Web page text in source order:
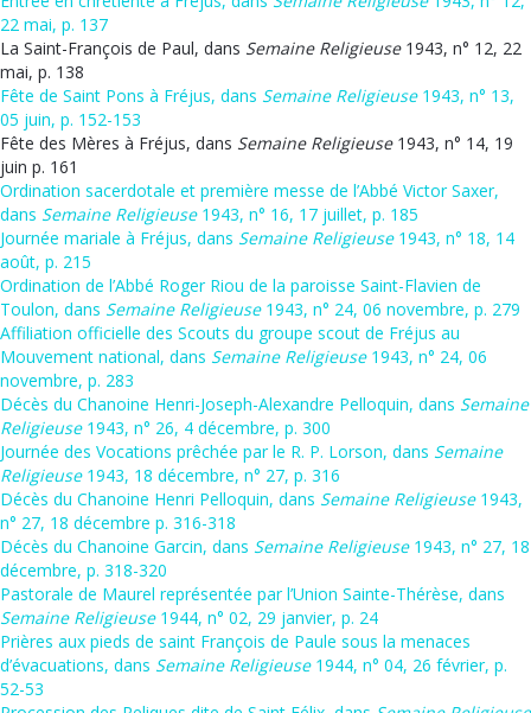
22 mai, p. 137
La Saint-François de Paul, dans Semaine Religieuse1943, n° 12, 22
mai, p. 138
Fête de Saint Pons à Fréjus, dans Semaine Religieuse1943, n° 13,
05 juin, p. 152-153
Fête des Mères à Fréjus, dans Semaine Religieuse1943, n° 14, 19
juin p. 161
Ordination sacerdotale et première messe de l’Abbé Victor Saxer,
dans Semaine Religieuse1943, n° 16, 17 juillet, p. 185
Journée mariale à Fréjus, dans Semaine Religieuse1943, n° 18, 14
août, p. 215
Ordination de l’Abbé Roger Riou de la paroisse Saint-Flavien de
Toulon, dans Semaine Religieuse1943, n° 24, 06 novembre, p. 279
Affiliation officielle des Scouts du groupe scout de Fréjus au
Mouvement national, dans Semaine Religieuse1943, n° 24, 06
novembre, p. 283
Décès du Chanoine Henri-Joseph-Alexandre Pelloquin, dans Semaine
Religieuse1943, n° 26, 4 décembre, p. 300
Journée des Vocations prêchée par le R. P. Lorson, dans Semaine
Religieuse1943, 18 décembre, n° 27, p. 316
Décès du Chanoine Henri Pelloquin, dans Semaine Religieuse1943,
n° 27, 18 décembre p. 316-318
Décès du Chanoine Garcin, dans Semaine Religieuse1943, n° 27, 18
décembre, p. 318-320
Pastorale de Maurel représentée par l’Union Sainte-Thérèse, dans
Semaine Religieuse1944, n° 02, 29 janvier, p. 24
Prières aux pieds de saint François de Paule sous la menaces
d’évacuations, dans Semaine Religieuse1944, n° 04, 26 février, p.
52-53